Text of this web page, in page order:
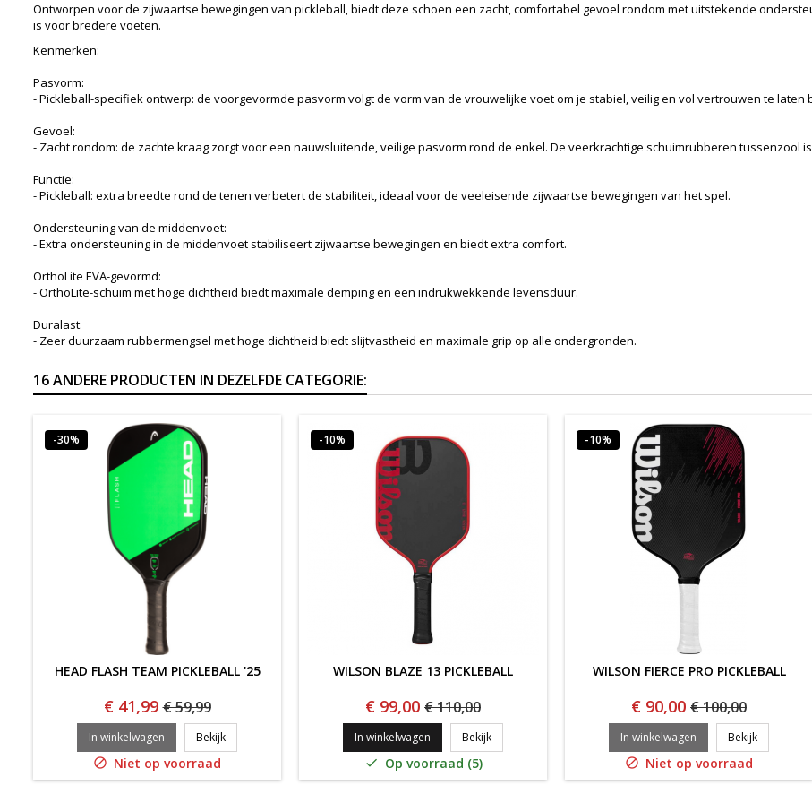
Ontworpen voor de zijwaartse bewegingen van pickleball, biedt deze schoen een zacht, comfortabel gevoel rondom met uitstekende
is voor bredere voeten.
Kenmerken:
Pasvorm:
- Pickleball-specifiek ontwerp: de voorgevormde pasvorm volgt de vorm van de vrouwelijke voet om je stabiel, veilig en vol vertrouwen te laten
Gevoel:
- Zacht rondom: de zachte kraag zorgt voor een nauwsluitende, veilige pasvorm rond de enkel. De veerkrachtige schuimrubberen tussenzool
Functie:
- Pickleball: extra breedte rond de tenen verbetert de stabiliteit, ideaal voor de veeleisende zijwaartse bewegingen van het spel.
Ondersteuning van de middenvoet:
- Extra ondersteuning in de middenvoet stabiliseert zijwaartse bewegingen en biedt extra comfort.
OrthoLite EVA-gevormd:
- OrthoLite-schuim met hoge dichtheid biedt maximale demping en een indrukwekkende levensduur.
Duralast:
- Zeer duurzaam rubbermengsel met hoge dichtheid biedt slijtvastheid en maximale grip op alle ondergronden.
16 ANDERE PRODUCTEN IN DEZELFDE CATEGORIE:
-30%
HEAD FLASH TEAM PICKLEBALL '25
€ 41,99 € 59,99
In winkelwagen BekijkHEAD FLASH TEAM PICKLEBALL '25
 Niet op voorraad
-10%
WILSON BLAZE 13 PICKLEBALL
€ 99,00 € 110,00
In winkelwagen BekijkWILSON BLAZE 13 PICKLEBALL
 Op voorraad (5)
-10%
WILSON FIERCE PRO PICKLEBALL
€ 90,00 € 100,00
In winkelwagen BekijkWILSON
 Niet op voorraad